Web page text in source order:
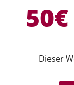
Dieser